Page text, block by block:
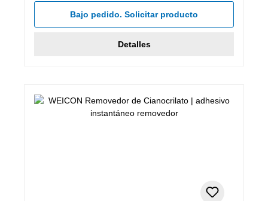
Bajo pedido. Solicitar producto
Detalles